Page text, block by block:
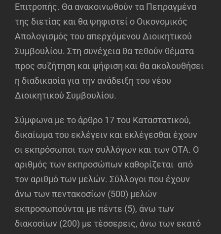
Επιτροπής. Θα ανακοινωθούν τα Πεπραγμένα
της διετίας και θα ψηφιστεί ο Οικονομικός
Απολογισμός του απερχόμενου Διοικητικού
Συμβουλίου. Στη συνέχεια θα τεθούν θέματα
προς συζήτηση και ψήφιση και θα ακολουθήσει
η διαδικασία για την ανάδειξη του νέου
Διοικητικού Συμβουλίου.
Σύμφωνα με το άρθρο 17 του Καταστατικού,
δικαίωμα του εκλέγειν και εκλέγεσθαι έχουν
οι εκπρόσωποι των συλλόγων και των ΟΤΑ. Ο
αριθμός των εκπροσώπων καθορίζεται από
τον αριθμό των μελών. Σύλλογοι που έχουν
άνω των πεντακοσίων (500) μελών
εκπροσωπούνται με πέντε (5), άνω των
διακοσίων (200) με τέσσερεις, άνω των εκατό